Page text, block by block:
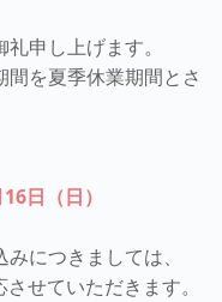
申し上げます。
を夏季休業期間とさ
日（日）
につきましては、
せていただきます。